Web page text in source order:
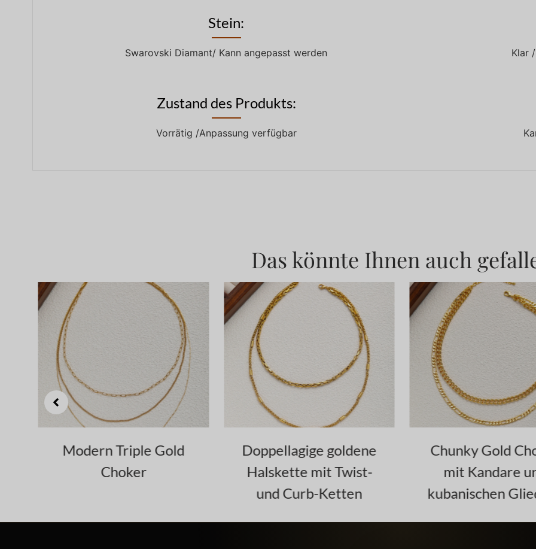
Stein:
Swarovski Diamant/ Kann angepasst werden Klar
Zustand des Produkts:
Vorrätig /Anpassung verfügbar
Das könnte Ihnen auch
Doppellagige goldene
Halskette mit Twist-
Chunky Gold Choker
mit Kandare und
kubanischen Gliedern
Elegantes Gold
Choker